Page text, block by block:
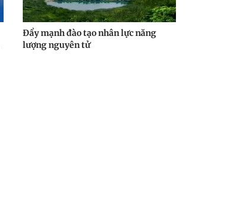
Đẩy mạnh đào tạo nhân lực năng
lượng nguyên tử